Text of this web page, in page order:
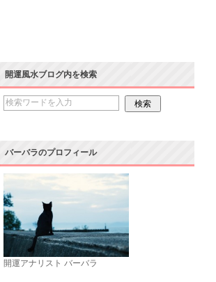
開運風水ブログ内を検索
バーバラのプロフィール
開運アナリスト バーバラ